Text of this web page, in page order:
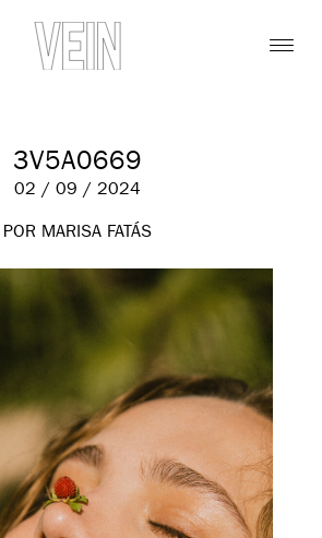
3V5A0669
02 / 09 / 2024
POR MARISA FATÁS